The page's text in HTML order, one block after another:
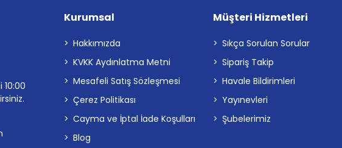
Kurumsal
Hakkımızda
KVKK Aydınlatma Metni
Mesafeli Satış Sözleşmesi
Çerez Politikası
Cayma ve İptal İade Koşulları
Blog
Müşteri Hizmetleri
Sıkça Sorulan Sorular
Sipariş Takip
Havale Bildirimleri
Yayınevleri
Şubelerimiz